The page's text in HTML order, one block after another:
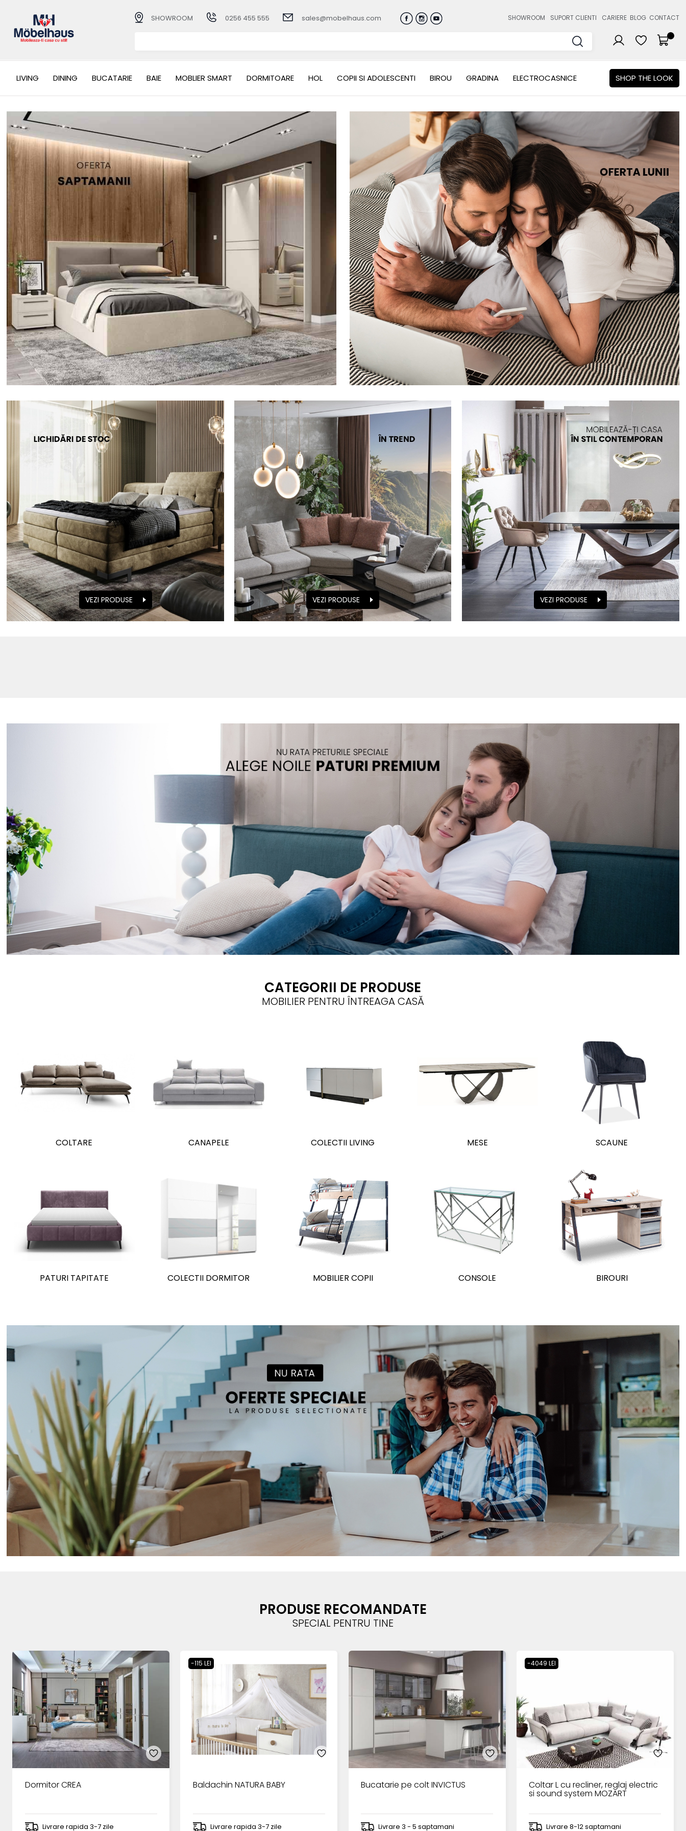
SHOWROOM 0256 455 555 sales@mobelhaus.com SHOWROOM SUPORT CLIENTI CARIERE BLOG CONTACT
LIVING DINING BUCATARIE BAIE MOBLIER SMART DORMITOARE HOL COPII SI ADOLESCENTI BIROU GRADINA ELECTROCASNICE SHOP THE LOOK
VEZI PRODUSE VEZI PRODUSE VEZI PRODUSE
CATEGORII DE PRODUSE
MOBILIER PENTRU ÎNTREAGA CASĂ
COLTARE CANAPELE COLECTII LIVING MESE SCAUNE
PATURI TAPITATE COLECTII DORMITOR MOBILIER COPII CONSOLE BIROURI
PRODUSE RECOMANDATE
SPECIAL PENTRU TINE
Dormitor CREA
Livrare rapida 3-7 zile
-115 LEI
Baldachin NATURA BABY
Livrare rapida 3-7 zile
Bucatarie pe colt INVICTUS
Livrare 3 - 5 saptamani
-4049 LEI
Coltar L cu recliner, reglaj electric
si sound system MOZART
Livrare 8-12 saptamani